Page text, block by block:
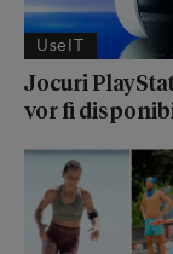
UseIT
Jocuri
vor fi